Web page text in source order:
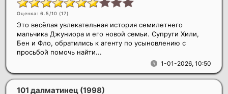
Оценка: 6.5/10 (17)
1-01-2026, 10:50
Это весёлая увлекательная история семилетнего
мальчика Джуниора и его новой семьи. Супруги Хили,
Бен и Фло, обратились к агенту по усыновлению с
просьбой помочь найти...
101 далматинец (1998)